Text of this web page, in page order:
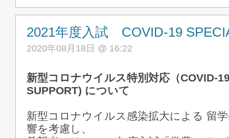
2021年度入試 COVID-19
2020年08月18日 @ 16:22
新型コロナウイルス特別対応（COVID-
SUPPORT) について
新型コロナウイルス感染拡大による 留
響を考慮し、